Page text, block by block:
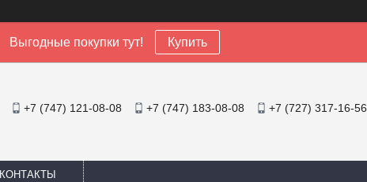
Выгодные покупки тут! Купить
+7 (747) 121-08-08 +7 (747) 183-08-08 +7 (727) 317-16-56
КОНТАКТЫ